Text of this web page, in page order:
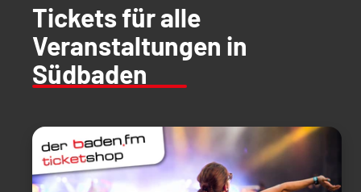
Tickets für alle
Veranstaltungen in
Südbaden